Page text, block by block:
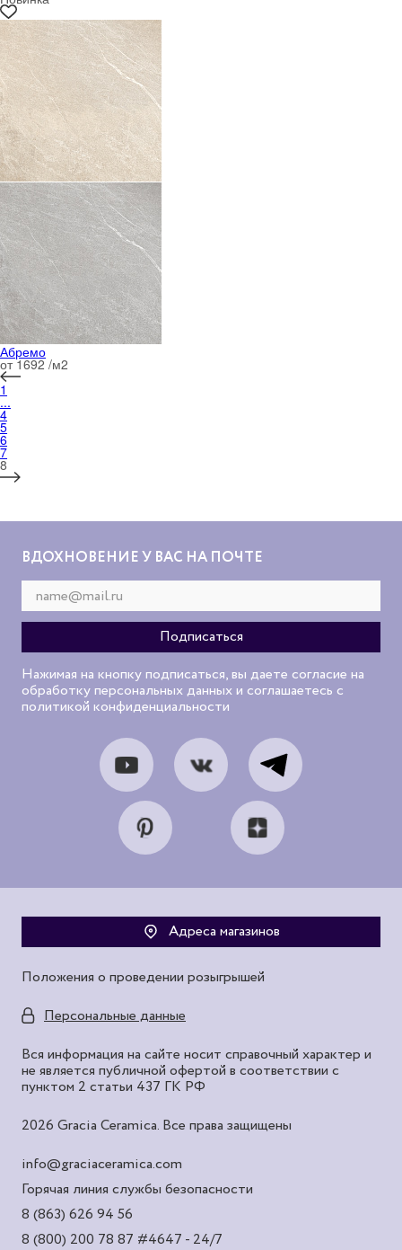
Абремо
от 1692 /м2
1
...
4
5
6
7
8
ВДОХНОВЕНИЕ У ВАС НА ПОЧТЕ
Нажимая на кнопку подписаться, вы даете согласие на
обработку персональных данных и соглашаетесь с
политикой конфиденциальности
Адреса магазинов
Положения о проведении розыгрышей
Персональные данные
Вся информация на сайте носит справочный характер и
не является публичной офертой в соответствии с
пунктом 2 статьи 437 ГК РФ
2026 Gracia Ceramica. Все права защищены
info@graciaceramica.com
Горячая линия службы безопасности
8 (863) 626 94 56
8 (800) 200 78 87 #4647 - 24/7